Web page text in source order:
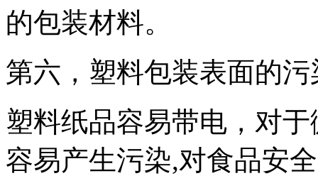
的包装材料。
第六，塑料包装表面的污
塑料纸品容易带电，对
容易产生污染,对食品安